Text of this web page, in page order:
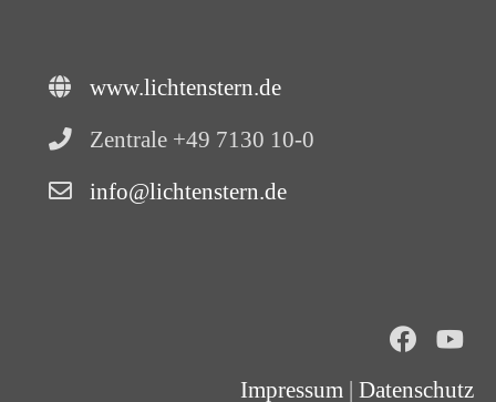
www.lichtenstern.de
Zentrale +49 7130 10-0
info@lichtenstern.de
Impressum
Datenschutz